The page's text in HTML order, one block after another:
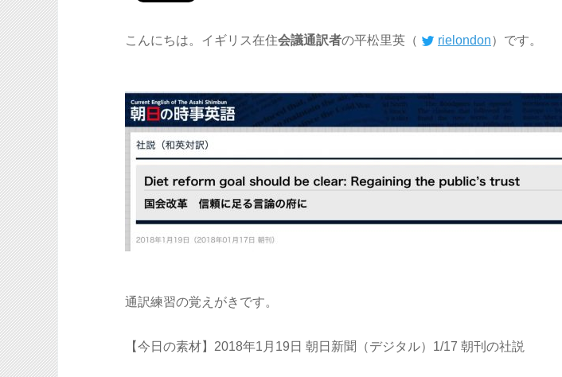
こんにちは。イギリス在住会議通訳者の平松里英（ rielondon）です。
通訳練習の覚えがきです。
【今日の素材】2018年1月19日 朝日新聞（デジタル）1/17 朝刊の社説